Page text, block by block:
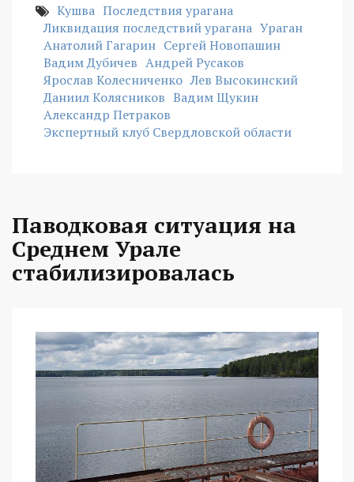
Кушва Последствия урагана
Ликвидация последствий урагана Ураган
Анатолий Гагарин Сергей Новопашин
Вадим Дубичев Андрей Русаков
Ярослав Колесниченко Лев Высокинский
Даниил Колясников Вадим Щукин
Александр Петраков
Экспертный клуб Свердловской области
Паводковая ситуация на
Среднем Урале
стабилизировалась